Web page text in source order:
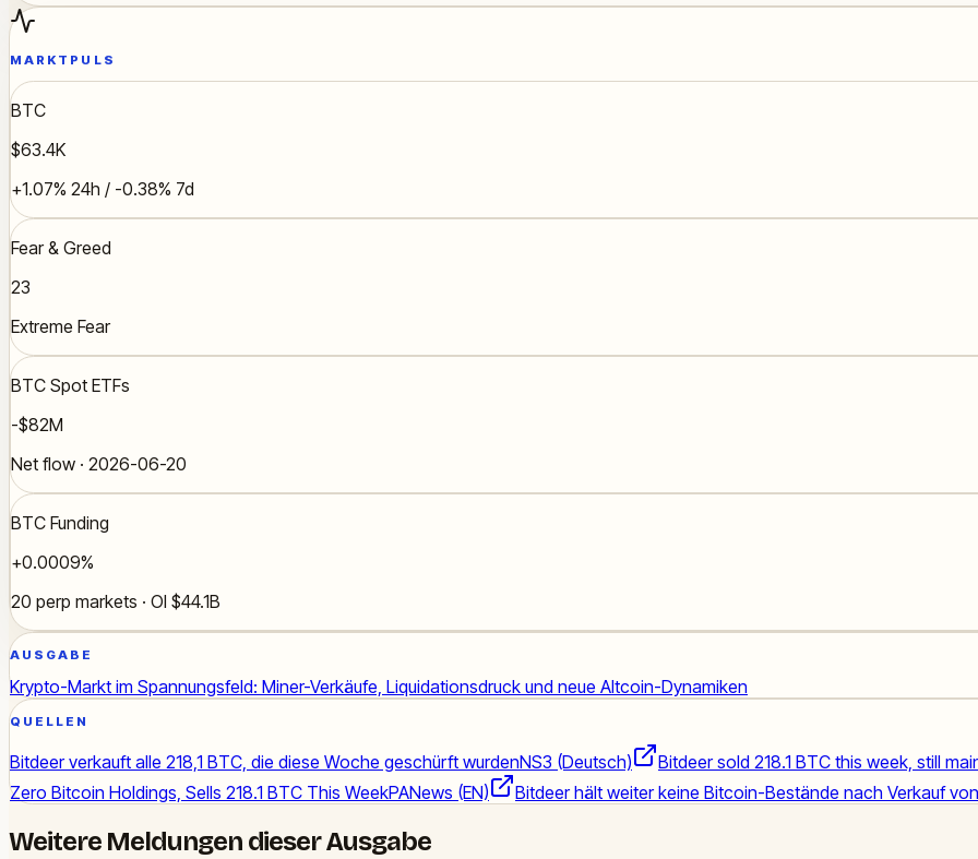
MARKTPULS
BTC
$63.4K
+1.07% 24h / -0.38% 7d
Fear & Greed
23
Extreme Fear
BTC Spot ETFs
-$82M
Net flow · 2026-06-20
BTC Funding
+0.0009%
20 perp markets · OI $44.1B
AUSGABE
Krypto-Markt im Spannungsfeld: Miner-Verkäufe, Liquidationsdruck und neue Altcoin-Dynamiken
QUELLEN
Bitdeer verkauft alle 218,1 BTC, die diese Woche geschürft wurdenNS3 (Deutsch)
Bitdeer sold 218.1 BTC this week, still
Zero Bitcoin Holdings, Sells 218.1 BTC This WeekPANews (EN) Bitdeer hält weiter keine Bitcoin-Bestände nach Verkauf
Weitere Meldungen dieser Ausgabe